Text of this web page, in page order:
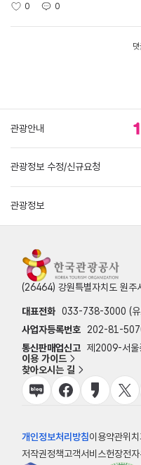
0 0
관광안내
관광정보 수정/신규요청
관광정보
(26464) 강원특별자치도 원주
대표전화 033-738-3000 (유
사업자등록번호
202-81-
통신판매업신고 제2009-서
이용 가이드
찾아오시는 길
개인정보처리방침이용약관위
저작권정책고객서비스헌장전